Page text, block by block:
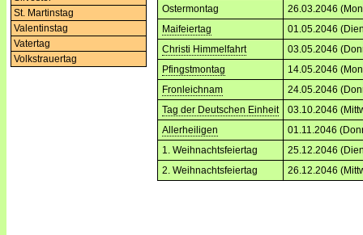
St. Martinstag
Valentinstag
Vatertag
Volkstrauertag
Ostermontag
26.03.2046
Maifeiertag
01.05.2046
Christi Himmelfahrt
03.05.2046
Pfingstmontag
14.05.2046
Fronleichnam
24.05.2046
Tag der Deutschen Einheit
03.10.2046
Allerheiligen
01.11.2046
1. Weihnachtsfeiertag
25.12.2046
2. Weihnachtsfeiertag
26.12.2046